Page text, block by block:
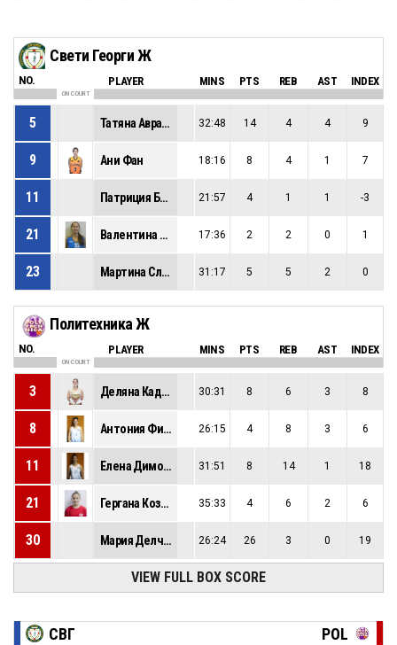
Свети Георги Ж
NO. PLAYER MINS PTS REB AST INDEX
ON COURT
5 Татяна Аврамова 32:48 14 4 4 9
9 Ани Фан 18:16 8 4 1 7
11 Патриция Балова 21:57 4 1 1 -3
21 Валентина Илиева 17:36 2 2 0 1
23 Мартина Славчева 31:17 5 5 2 0
Политехника Ж
NO. PLAYER MINS PTS REB AST INDEX
ON COURT
3 Деляна Кадиева 30:31 8 6 3 8
8 Антония Филипова 26:15 4 8 3 6
11 Елена Димова 31:51 8 14 1 18
21 Гергана Козарева 35:33 4 6 2 6
30 Мария Делчева 26:24 26 3 0 19
VIEW FULL BOX SCORE
СВГ POL